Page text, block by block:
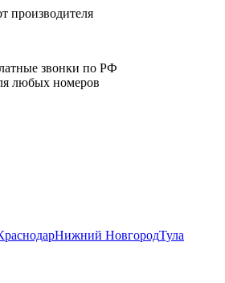
производителя
звонки по РФ
любых номеров
Нижний НовгородТула